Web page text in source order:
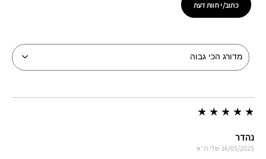
כתוב/י חוות דעת
נהדר
16/05/2025 שלי ת״א